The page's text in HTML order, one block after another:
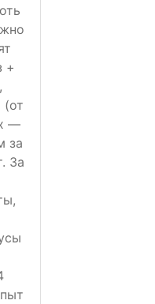
+
(от
—
за
За